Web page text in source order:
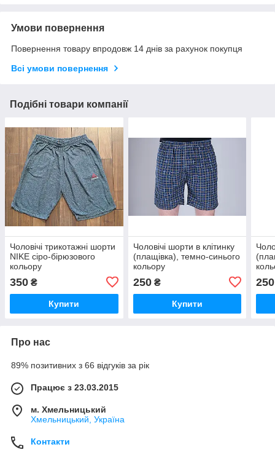
Умови повернення
Повернення товару впродовж 14 днів за рахунок покупця
Всі умови повернення
Подібні товари компанії
Чоловічі трикотажні шорти
NIKE сіро-бірюзового
кольору
350 ₴
Купити
Чоловічі шорти в клітинку
(плащівка), темно-синього
кольору
250₴
Купити
250
Про нас
89% позитивних з 66 відгуків за рік
Працює з 23.03.2015
м. Хмельницький
Хмельницький, Україна
Контакти